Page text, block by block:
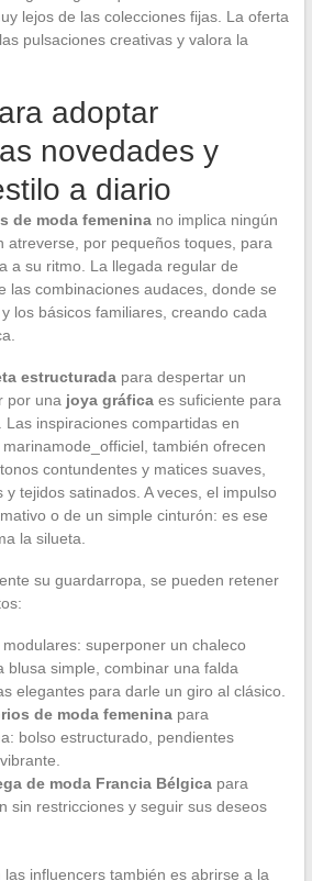
lejos de las colecciones fijas. La oferta
pulsaciones creativas y valora la
adoptar
novedades y
a diario
de moda femeninano implica ningún
atreverse, por pequeños toques, para
a su ritmo. La llegada regular de
las combinaciones audaces, donde se
los básicos familiares, creando cada
estructuradapara despertar un
por una joya gráficaes suficiente para
inspiraciones compartidas en
también ofrecen
contundentes y matices suaves,
tejidos satinados. A veces, el impulso
o de un simple cinturón: es ese
la silueta.
su guardarropa, se pueden retener
superponer un chaleco
blusa simple, combinar una falda
elegantes para darle un giro al clásico.
de moda femeninapara
bolso estructurado, pendientes
de moda Francia Bélgicapara
sin restricciones y seguir sus deseos
influencers también es abrirse a la